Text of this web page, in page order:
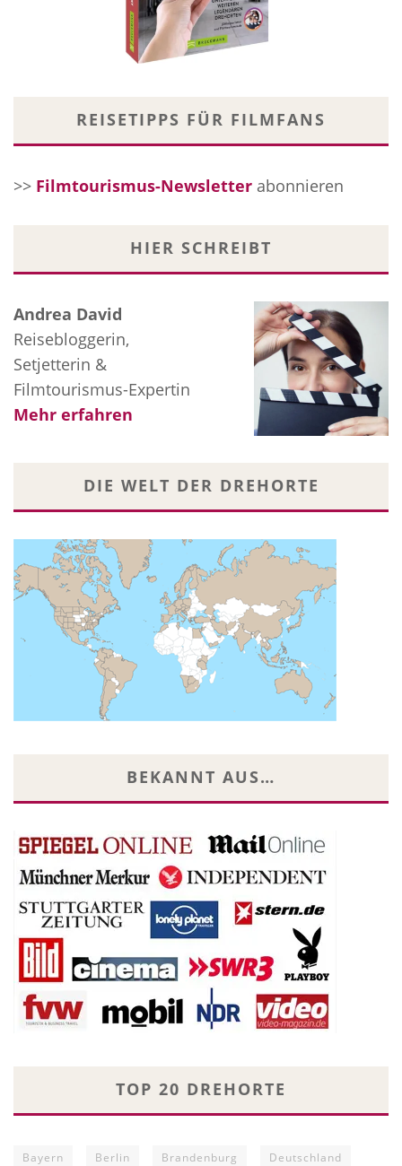
REISETIPPS FÜR FILMFANS
>> Filmtourismus-Newsletter abonnieren
HIER SCHREIBT
Andrea David
Reisebloggerin,
Setjetterin &
Filmtourismus-Expertin
Mehr erfahren
DIE WELT DER DREHORTE
BEKANNT AUS…
TOP 20 DREHORTE
Bayern Berlin Brandenburg Deutschland